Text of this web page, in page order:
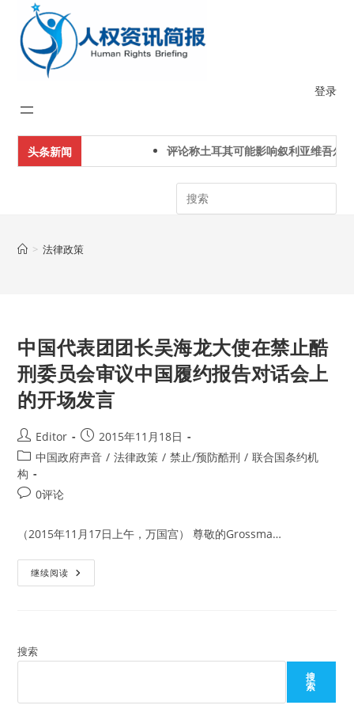
content
登录
头条新闻 评论称土耳其可能影响叙利亚维吾尔
Search
> 法律政策
中国代表团团长吴海龙大使在禁止酷
刑委员会审议中国履约报告对话会上
的开场发言
Post
author:
Editor
Post
published:
2015年11月18日
Post
category:
中国政府声音 / 法律政策 / 禁止/预防酷刑 / 联合国条约机
构
Post0评论
（2015年11月17日上午，万国宫） 尊敬的Grossma…
继续阅读 中
国
海
在
搜索
搜
索